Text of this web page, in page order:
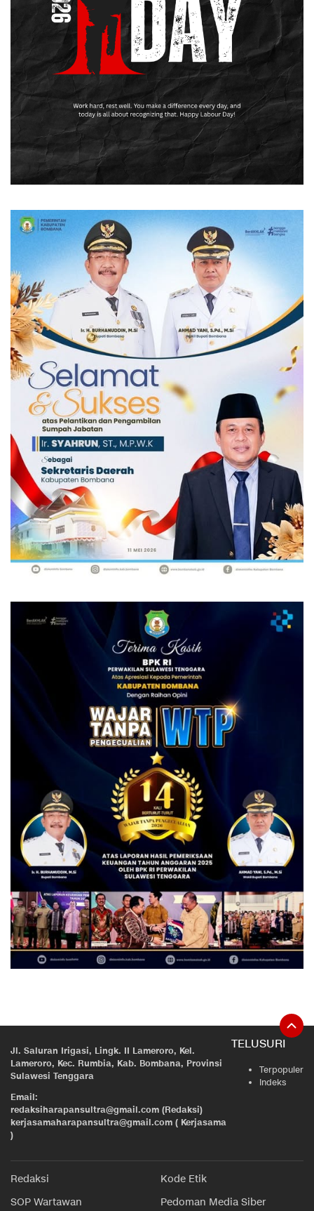
Jl. Saluran Irigasi, Lingk. II Lameroro, Kel.
Lameroro, Kec. Rumbia, Kab. Bombana, Provinsi
Sulawesi Tenggara
Email:
redaksiharapansultra@gmail.com (Redaksi)
kerjasamaharapansultra@gmail.com ( Kerjasama
)
TELUSURI
Terpopuler
Indeks
Redaksi
Kode Etik
SOP Wartawan
Pedoman Media Siber